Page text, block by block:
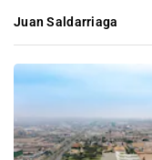
Juan Saldarriaga